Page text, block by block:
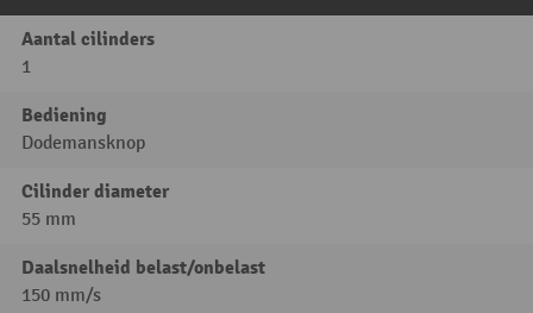
Aantal cilinders
1
Bediening
Dodemansknop
Cilinder diameter
55 mm
Daalsnelheid belast/onbelast
150 mm/s